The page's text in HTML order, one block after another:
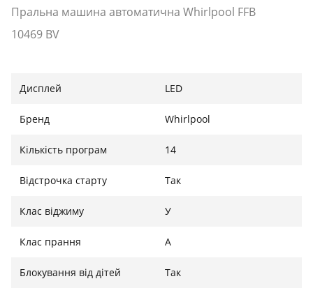
Пральна машина автоматична Whirlpool FFB
10469 BV
Дисплей LED
Бренд Whirlpool
Кількість програм 14
Відстрочка старту Так
Клас віджиму У
Клас прання А
Блокування від дітей Так